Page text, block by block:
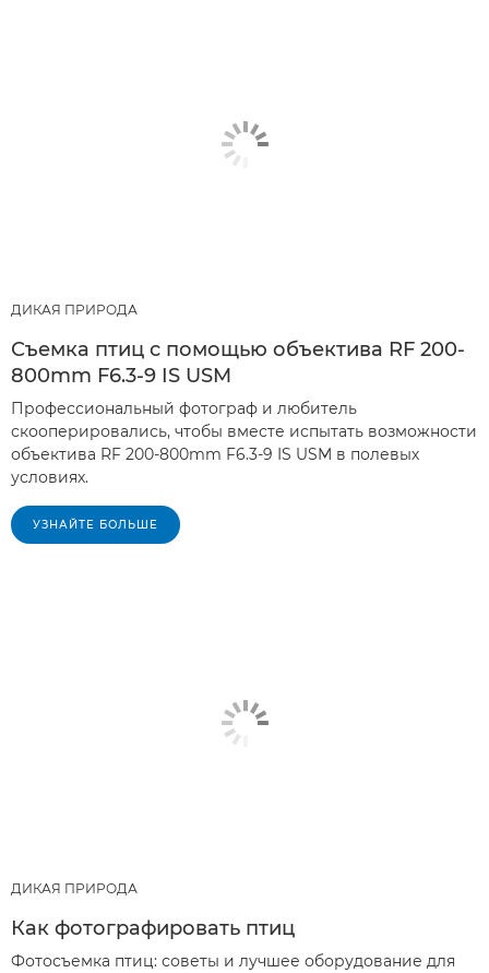
ДИКАЯ ПРИРОДА
Съемка птиц с помощью объектива RF 200-
800mm F6.3-9 IS USM
Профессиональный фотограф и любитель
скооперировались, чтобы вместе испытать возможности
объектива RF 200-800mm F6.3-9 IS USM в полевых
условиях.
УЗНАЙТЕ БОЛЬШЕ
ДИКАЯ ПРИРОДА
Как фотографировать птиц
Фотосъемка птиц: советы и лучшее оборудование для